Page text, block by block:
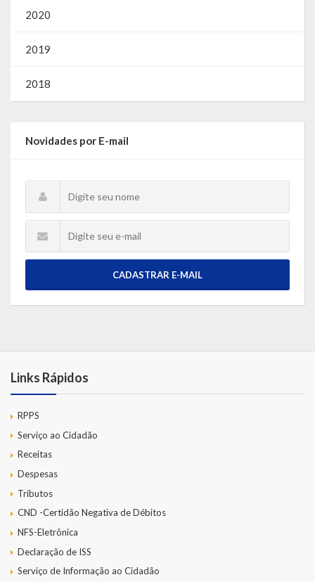
2020
2019
2018
Novidades por E-mail
CADASTRAR E-MAIL
Links Rápidos
RPPS
Serviço ao Cidadão
Receitas
Despesas
Tributos
CND -Certidão Negativa de Débitos
NFS-Eletrônica
Declaração de ISS
Serviço de Informação ao Cidadão